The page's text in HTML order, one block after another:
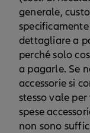
generale,
dettagliare a
perché solo
a pagarle. Se
accessorie si
stesso vale
spese
non sono